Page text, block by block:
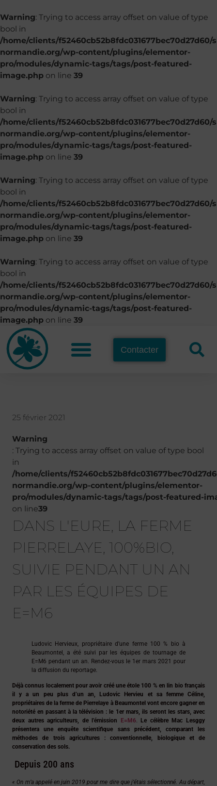
Warning: Trying to access array offset on value of type
bool in
/home/clients/f52460cb52b8fdc031677bec70d27d60/
normandie.org/wp-content/plugins/elementor-
pro/modules/dynamic-tags/tags/post-featured-
image.php on line 39
Warning: Trying to access array offset on value of type
bool in
/home/clients/f52460cb52b8fdc031677bec70d27d60/
normandie.org/wp-content/plugins/elementor-
pro/modules/dynamic-tags/tags/post-featured-
image.php on line 39
Warning: Trying to access array offset on value of type
bool in
/home/clients/f52460cb52b8fdc031677bec70d27d60/
normandie.org/wp-content/plugins/elementor-
pro/modules/dynamic-tags/tags/post-featured-
image.php on line 39
Warning: Trying to access array offset on value of type
bool in
/home/clients/f52460cb52b8fdc031677bec70d27d60/
normandie.org/wp-content/plugins/elementor-
pro/modules/dynamic-tags/tags/post-featured-
image.php on line 39
Contacter
25 février 2021
Warning
: Trying to access array offset on value of type bool
in
/home/clients/
normandie.org/wp-content/plugins/elementor-
pro/modules/dynamic-tags/tags/post-featured-
on line39
DANS L'EURE, LA FERME
PIERRELAYE, 100%BIO,
SUIVIE PENDANT UN AN
PAR LES ÉQUIPES DE
E=M6
Ludovic Hervieux, propriétaire d’une ferme 100 % bio à
Beaumontel, a été suivi par les équipes de tournage de
E=M6 pendant un an. Rendez-vous le 1er mars 2021 pour
la diffusion du reportage.
Déjà connus localement pour avoir créé une étole 100 % en lin bio français
il y a un peu plus d’un an, Ludovic Hervieu et sa femme Céline,
propriétaires de la ferme de Pierrelaye à Beaumontel vont encore gagner en
notoriété en passant à la télévision : le 1er mars, ils seront les stars, avec
deux autres agriculteurs, de l’émission
E=M6. Le célèbre Mac Lesggy
présentera une enquête scientifique sans précédent, comparant les
méthodes de trois agricultures : conventionnelle, biologique et de
conservation des sols.
Depuis 200 ans
« On m’a appelé en juin 2019 pour me dire que j’étais sélectionné. Au départ,